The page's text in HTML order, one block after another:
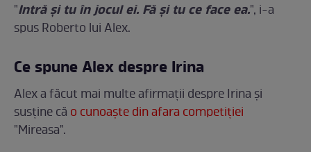
"Intră și tu în jocul ei. Fă și tu ce face ea.", i-a
spus Roberto lui Alex.
Ce spune Alex despre Irina
Alex a făcut mai multe afirmații despre Irina și
susține că o cunoaște din afara competiției
"Mireasa".